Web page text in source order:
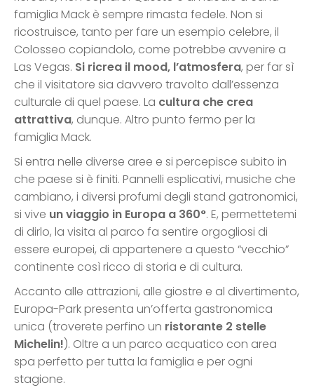
famiglia Mack è sempre rimasta fedele. Non si
ricostruisce, tanto per fare un esempio celebre, il
Colosseo copiandolo, come potrebbe avvenire a
Las Vegas. Si ricrea il mood, l’atmosfera, per far sì
che il visitatore sia davvero travolto dall’essenza
culturale di quel paese. La cultura che crea
attrattiva, dunque. Altro punto fermo per la
famiglia Mack.
Si entra nelle diverse aree e si percepisce subito in
che paese si è finiti. Pannelli esplicativi, musiche che
cambiano, i diversi profumi degli stand gatronomici,
si vive un viaggio in Europa a 360°. E, permettetemi
di dirlo, la visita al parco fa sentire orgogliosi di
essere europei, di appartenere a questo “vecchio”
continente così ricco di storia e di cultura.
Accanto alle attrazioni, alle giostre e al divertimento,
Europa-Park presenta un’offerta gastronomica
unica (troverete perfino un ristorante 2 stelle
Michelin!). Oltre a un parco acquatico con area
spa perfetto per tutta la famiglia e per ogni
stagione.